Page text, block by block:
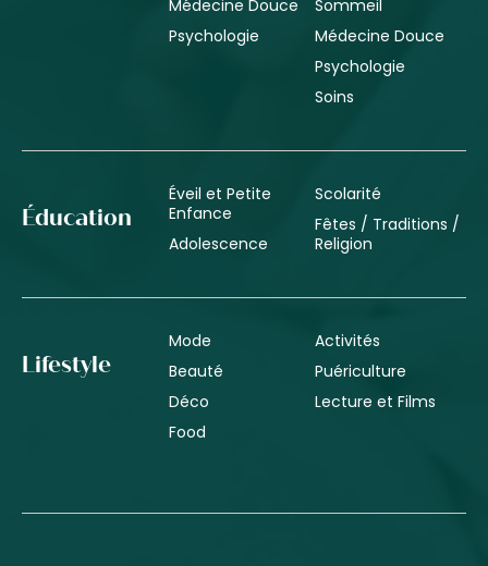
Médecine Douce
Psychologie
Sommeil
Médecine Douce
Psychologie
Soins
Éducation
Éveil et Petite
Enfance
Adolescence
Scolarité
Fêtes / Traditions /
Religion
Lifestyle
Mode
Beauté
Déco
Food
Activités
Puériculture
Lecture et Films